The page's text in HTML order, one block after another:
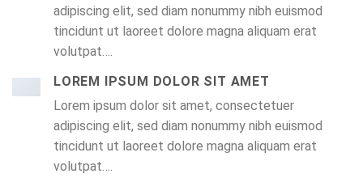
adipiscing elit, sed diam nonummy nibh euismod
tincidunt ut laoreet dolore magna aliquam erat
volutpat….
LOREM IPSUM DOLOR SIT AMET
Lorem ipsum dolor sit amet, consectetuer
adipiscing elit, sed diam nonummy nibh euismod
tincidunt ut laoreet dolore magna aliquam erat
volutpat….